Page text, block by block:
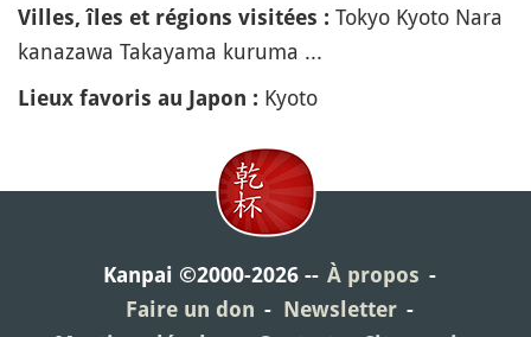
Villes, îles et régions visitées : Tokyo Kyoto Nara
kanazawa Takayama kuruma ...
Lieux favoris au Japon : Kyoto
Kanpai ©2000-2026
À propos
Faire un don
Newsletter